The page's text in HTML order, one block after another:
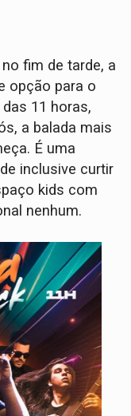
fim de tarde, a
opção para o
11 horas,
a balada mais
É uma
inclusive curtir
kids com
nenhum.